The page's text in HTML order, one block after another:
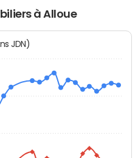
à Alloue
JDN)